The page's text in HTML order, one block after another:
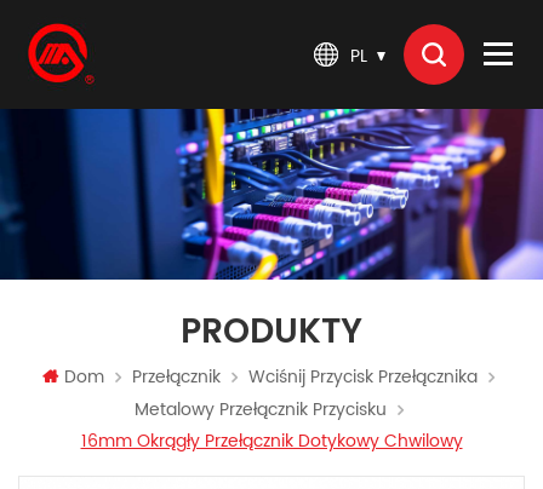
PL
PRODUKTY
Dom Przełącznik
Wciśnij Przycisk Przełącznika
Metalowy Przełącznik Przycisku
16mm Okrągły Przełącznik Dotykowy Chwilowy